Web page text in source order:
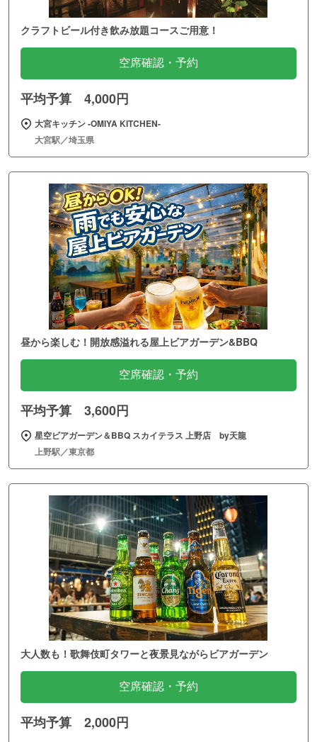
クラフトビール付き飲み放題コースご用意！
空席確認・予約
平均予算 4,000円
大宮キッチン ‐OMIYA KITCHEN‐
大宮駅／埼玉県
昼から楽しむ！開放感溢れる屋上ビアガーデン&BBQ
空席確認・予約
平均予算 3,600円
星空ビアガーデン＆BBQ スカイテラス 上野店 by天龍
上野駅／東京都
大人数も！歌舞伎町タワーと夜景見ながらビアガーデン
空席確認・予約
平均予算 2,000円